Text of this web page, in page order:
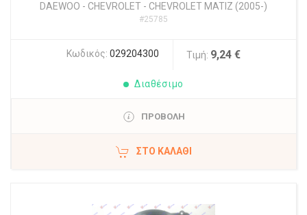
DAEWOO - CHEVROLET - CHEVROLET MATIZ (2005-)
#25785
Κωδικός: 029204300 Τιμή: 9,24 €
Διαθέσιμο
ΠΡΟΒΟΛΗ
ΣΤΟ ΚΑΛΆΘΙ